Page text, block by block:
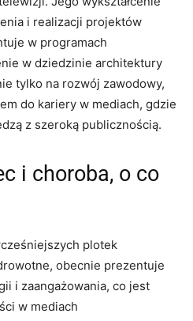
i realizacji projektów
w programach
w dziedzinie architektury
tylko na rozwój zawodowy,
do kariery w mediach, gdzie
z szeroką publicznością.
i choroba, o co
plotek
obecnie prezentuje
i zaangażowania, co jest
w mediach